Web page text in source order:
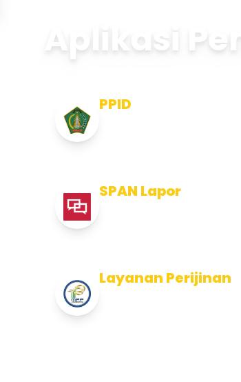
Aplikasi
PPID
SPAN Lapor
Layanan Perijinan